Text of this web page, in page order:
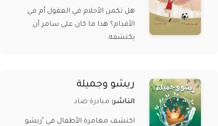
هل تكمن الأحلام في العقول أم في
الأقدام؟ هذا ما كان على سامر أن
يكتشفه.
ريشو وجميلة
الناشر: مبادرة ضاد
اكتشف مغامرة الأطفال في "ريشو